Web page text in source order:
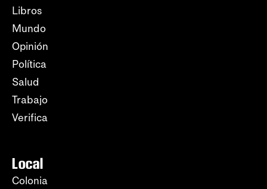
Libros
Mundo
Opinión
Política
Salud
Trabajo
Verifica
Local
Colonia